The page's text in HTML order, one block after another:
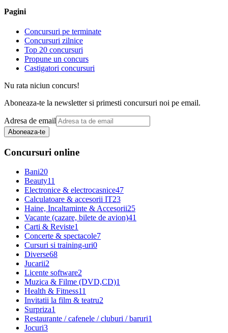
Pagini
Concursuri pe terminate
Concursuri zilnice
Top 20 concursuri
Propune un concurs
Castigatori concursuri
Nu rata niciun concurs!
Aboneaza-te la newsletter si primesti concursuri noi pe email.
Adresa de email
Aboneaza-te
Concursuri online
Bani20
Beauty11
Electronice & electrocasnice47
Calculatoare & accesorii IT23
Haine, Incaltaminte & Accesorii25
Vacante (cazare, bilete de avion)41
Carti & Reviste1
Concerte & spectacole7
Cursuri si training-uri0
Diverse68
Jucarii2
Licente software2
Muzica & Filme (DVD,CD)1
Health & Fitness11
Invitatii la film & teatru2
Surpriza1
Restaurante / cafenele / cluburi / baruri1
Jocuri3